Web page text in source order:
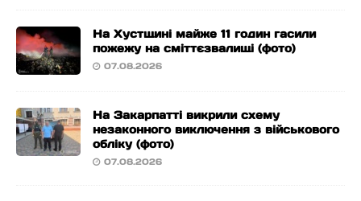
На Хустщині майже 11 годин гасили
пожежу на сміттєзвалищі (фото)
07.08.2026
На Закарпатті викрили схему
незаконного виключення з військового
обліку (фото)
07.08.2026